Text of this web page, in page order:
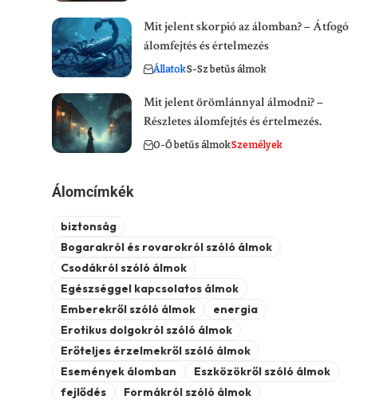
Mit jelent skorpió az álomban? – Átfogó
álomfejtés és értelmezés
ÁllatokS-Sz betűs álmok
Mit jelent örömlánnyal álmodni? –
Részletes álomfejtés és értelmezés.
O-Ő betűs álmokSzemélyek
Álomcímkék
biztonság
Bogarakról és rovarokról szóló álmok
Csodákról szóló álmok
Egészséggel kapcsolatos álmok
Emberekről szóló álmok
energia
Erotikus dolgokról szóló álmok
Erőteljes érzelmekről szóló álmok
Események álomban
Eszközökről szóló álmok
fejlődés
Formákról szóló álmok